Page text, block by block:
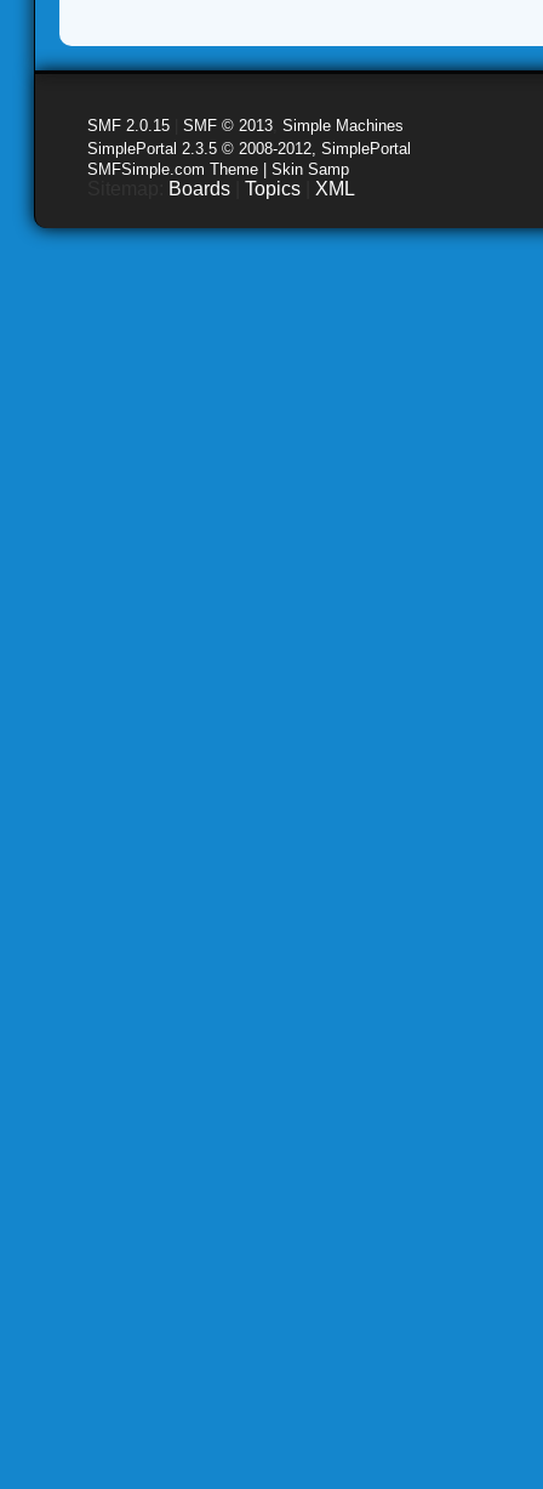
SMF 2.0.15 SMF © 2013 Simple Machines
SimplePortal 2.3.5 © 2008-2012, SimplePortal
SMFSimple.com Theme | Skin Samp
Boards Topics XML